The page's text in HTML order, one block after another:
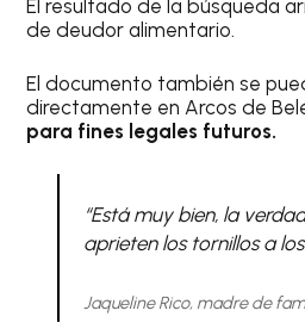
El resultado de la búsqueda
de deudor alimentario.
El documento también se
directamente en Arcos de
para fines legales futuros.
“Está muy bien, la
aprieten los tornillos a
Jaqueline Rico, madre de